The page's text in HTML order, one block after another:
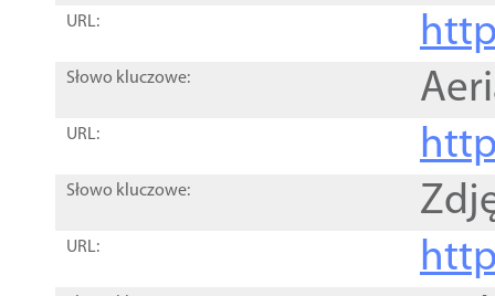
URL:
Słowo kluczowe:
URL:
Słowo kluczowe:
URL: